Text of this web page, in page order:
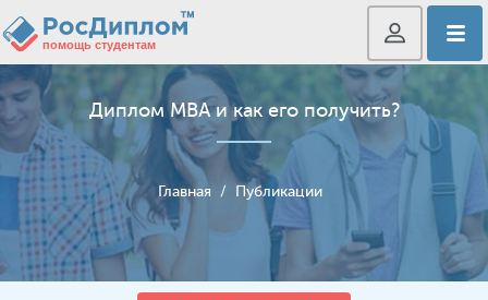
Диплом MBA и как его получить?
Главная / Публикации